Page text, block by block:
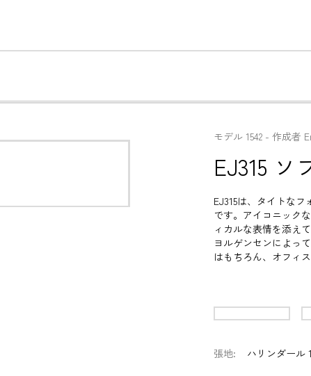
モデル 1542 - 作成者
EJ315 ソ
EJ315は、タイトな
です。アイコニック
ィカルな表情を添え
ヨルゲンセンによっ
はもちろん、オフィ
張地: ハリンダール